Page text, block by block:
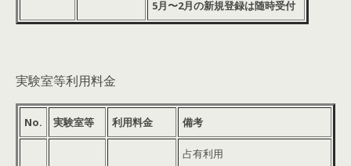
5月〜2月の新規登録は随時受付
実験室等利用料金
No. 実験室等 利用料金 備考
占有利用